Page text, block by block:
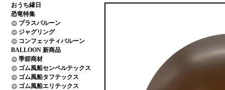
おうち縁日
恐竜特集
プラスバルーン
ジャグリング
コンフェッティバルーン
BALLOON 新商品
季節商材
ゴム風船センペルテックス
ゴム風船タフテックス
ゴム風船エリテックス